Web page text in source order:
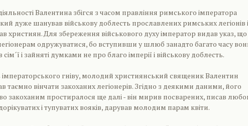
Валентина збігся з часом правління римського імператора
дуже шанував військову доблесть прославлених римських легіонів
християн. Для збереження військового духу імператор видав указ, що
одружуватися, бо вступивши у шлюб занадто багато часу
і зайняті думками не про благо імперії і військову доблесть.
гніву, молодий християнський священик Валентин
таємно вінчати закоханих легіонерів. Згідно з деякими даними, його
закоханим простиралося ще далі - він мирив посварених, писав
і тупуватих вояків, дарував молодим парам квіти.